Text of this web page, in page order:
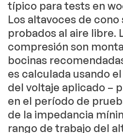
típico para tests en
Los altavoces de cono
probados al aire libre.
compresión son
bocinas
es calculada usando
del voltaje aplicado –
en el período de
de la impedancia
rango de trabajo del